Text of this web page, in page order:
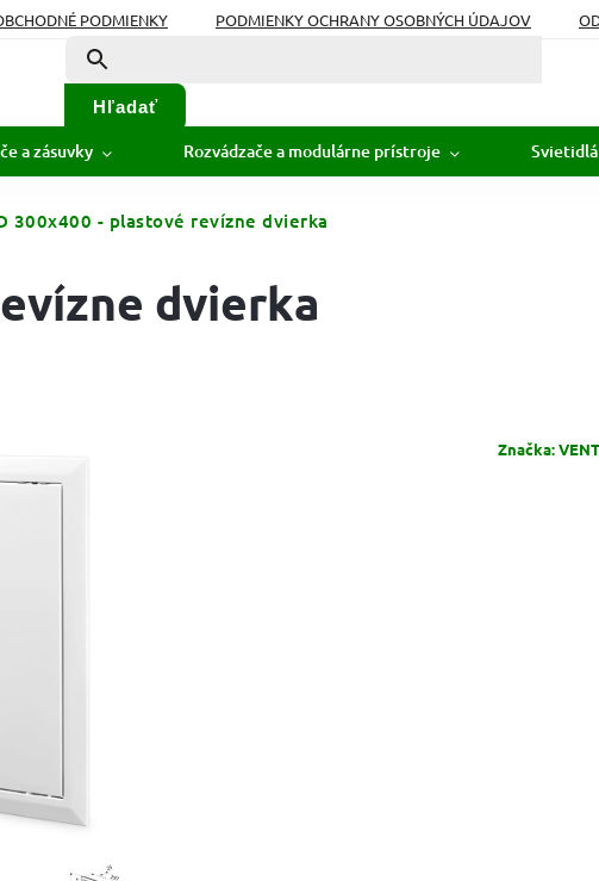
PODMIENKY PODMIENKY OCHRANY OSOBNÝCH ÚDAJOV
Hľadať
a zásuvky Rozvádzače a modulárne prístroje Svietidlá
300x400 - plastové revízne dvierka
dvierka
Značka: